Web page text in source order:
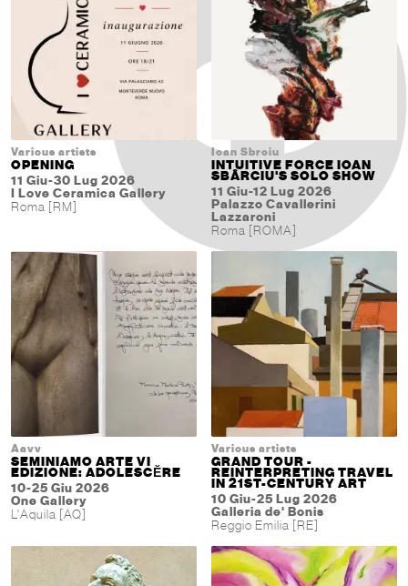
Various artists
OPENING
11 Giu-30 Lug 2026
I Love Ceramica Gallery
Roma [RM]
Ioan Sbrciu
INTUITIVE FORCE IOAN
SBÂRCIU'S SOLO SHOW
11 Giu-12 Lug 2026
Palazzo Cavallerini
Lazzaroni
Roma [ROMA]
Aavv
SEMINIAMO ARTE VI
EDIZIONE: ADOLESCĔRE
10-25 Giu 2026
One Gallery
L'Aquila [AQ]
Various artists
GRAND TOUR -
REINTERPRETING TRAVEL
IN 21ST-CENTURY ART
10 Giu-25 Lug 2026
Galleria de' Bonis
Reggio Emilia [RE]